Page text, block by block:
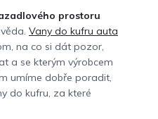
prostoru
Vany do kufru auta
na co si dát pozor,
a se kterým výrobcem
umíme dobře poradit,
do kufru, za které